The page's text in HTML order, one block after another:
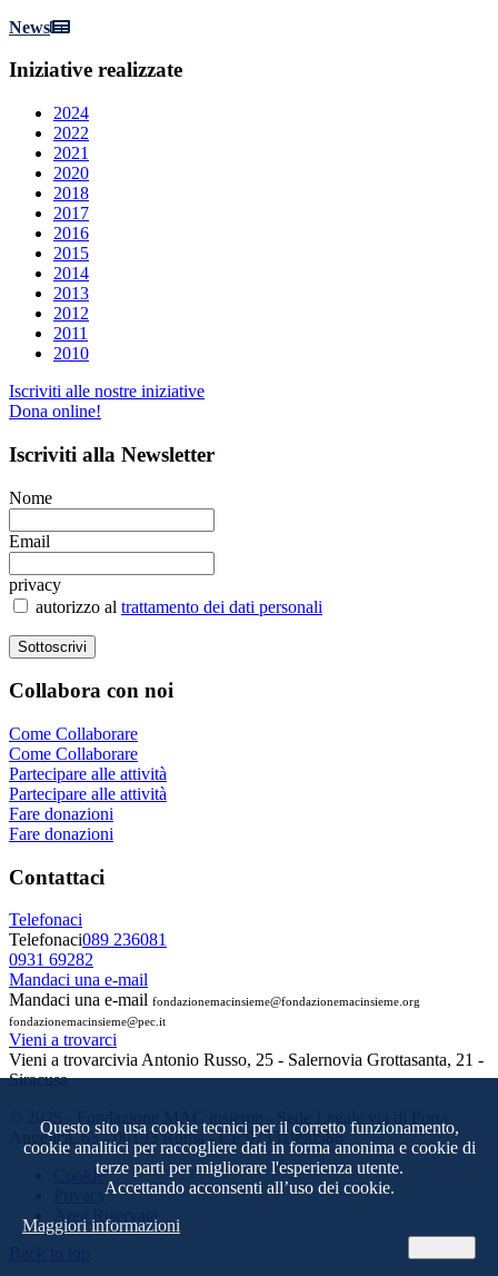
News
Iniziative realizzate
2024
2022
2021
2020
2018
2017
2016
2015
2014
2013
2012
2011
2010
Iscriviti alle nostre iniziative
Dona online!
Iscriviti alla Newsletter
Nome
Email
privacy
autorizzo al trattamento dei dati personali
Collabora con noi
Come Collaborare
Come Collaborare
Partecipare alle attività
Partecipare alle attività
Fare donazioni
Fare donazioni
Contattaci
Telefonaci
Telefonaci089 236081
0931 69282
Mandaci una e-mail
Mandaci una e-mail fondazionemacinsieme@fondazionemacinsieme.org
fondazionemacinsieme@pec.it
Vieni a trovarci
Vieni a trovarcivia Antonio Russo, 25 - Salernovia Grottasanta, 21 -
Siracusa
© 2025 - Fondazione MAC insieme - Sede Legale via di Porta
Angelica, 63 - 00193 Roma - CF 97331990586
Cookie
Privacy
Area Riservata
Questo sito usa cookie tecnici per il corretto funzionamento,
cookie analitici per raccogliere dati in forma anonima e cookie di
terze parti per migliorare l'esperienza utente.
Accettando acconsenti all’uso dei cookie.
Maggiori informazioni